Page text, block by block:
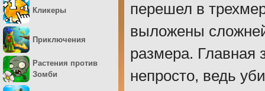
перешел в
выложены
размера. Главная
непросто, ведь
Кликеры
Приключения
Растения против
Зомби